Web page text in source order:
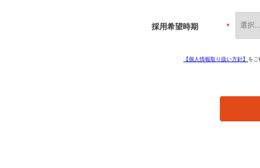
*
採用希望時期
【個人情報取り扱い方針】 を